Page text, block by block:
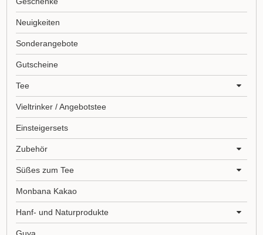
Neuigkeiten
Sonderangebote
Gutscheine
Tee
Vieltrinker / Angebotstee
Einsteigersets
Zubehör
Süßes zum Tee
Monbana Kakao
Hanf- und Naturprodukte